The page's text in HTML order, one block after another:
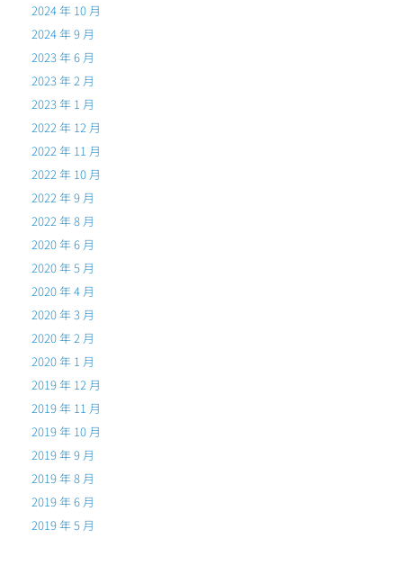
2024 年 10 月
2024 年 9 月
2023 年 6 月
2023 年 2 月
2023 年 1 月
2022 年 12 月
2022 年 11 月
2022 年 10 月
2022 年 9 月
2022 年 8 月
2020 年 6 月
2020 年 5 月
2020 年 4 月
2020 年 3 月
2020 年 2 月
2020 年 1 月
2019 年 12 月
2019 年 11 月
2019 年 10 月
2019 年 9 月
2019 年 8 月
2019 年 6 月
2019 年 5 月